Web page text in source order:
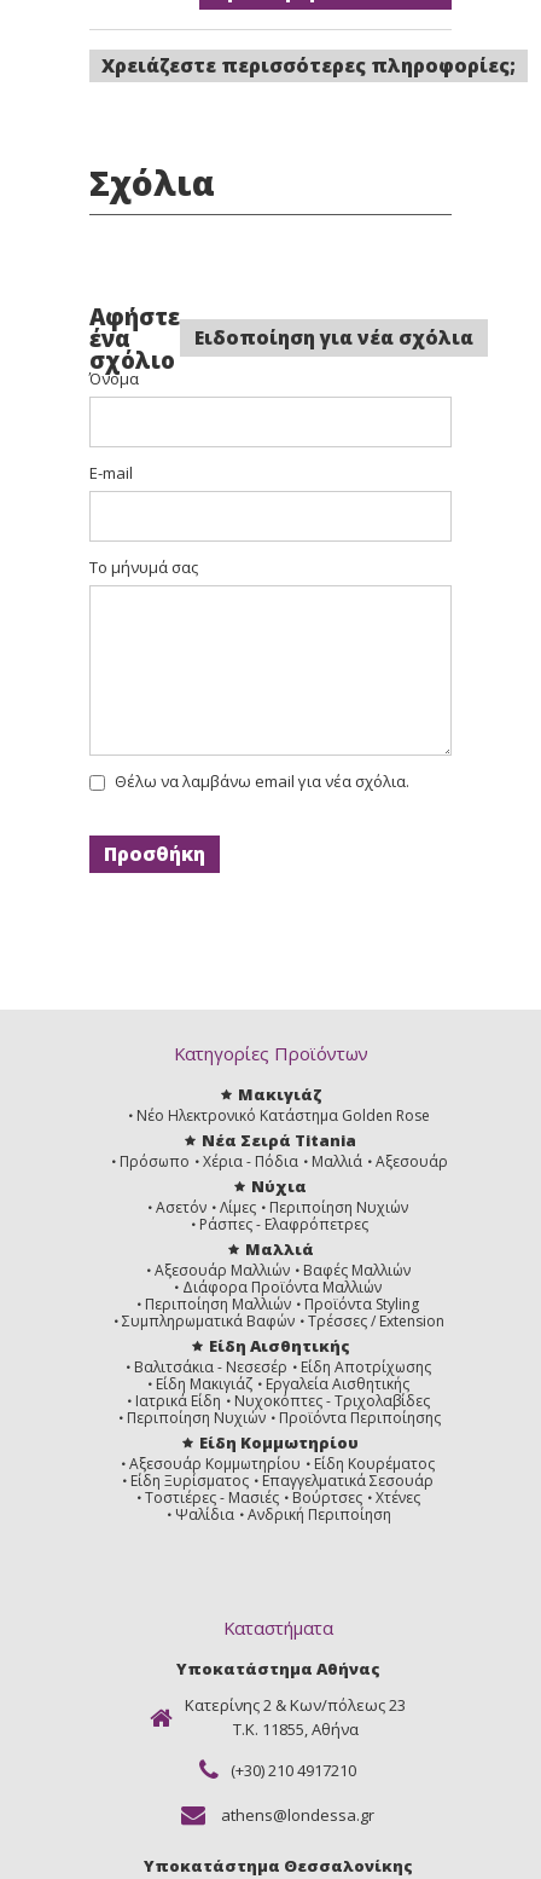
Χρειάζεστε περισσότερες πληροφορίες;
Σχόλια
Αφήστε
ένα
σχόλιο
Ειδοποίηση για νέα σχόλια
Όνομα
E-mail
Το μήνυμά σας
Θέλω να λαμβάνω email για νέα σχόλια.
Κατηγορίες Προϊόντων
Μακιγιάζ
Νέο Ηλεκτρονικό Κατάστημα Golden Rose
Νέα Σειρά Titania
Πρόσωπο Χέρια - Πόδια Μαλλιά Αξεσουάρ
Νύχια
Ασετόν Λίμες
Περιποίηση Νυχιών
Ράσπες - Ελαφρόπετρες
Μαλλιά
Αξεσουάρ Μαλλιών
Βαφές Μαλλιών
Διάφορα Προϊόντα Μαλλιών
Περιποίηση Μαλλιών
Προϊόντα Styling
Συμπληρωματικά Βαφών
Τρέσσες / Extension
Είδη Αισθητικής
Βαλιτσάκια - Νεσεσέρ
Είδη Αποτρίχωσης
Είδη Μακιγιάζ
Εργαλεία Αισθητικής
Ιατρικά Είδη
Νυχοκόπτες - Τριχολαβίδες
Περιποίηση Νυχιών
Προϊόντα Περιποίησης
Είδη Κομμωτηρίου
Αξεσουάρ Κομμωτηρίου
Είδη Κουρέματος
Είδη Ξυρίσματος
Επαγγελματικά Σεσουάρ
Τοστιέρες - Μασιές
Βούρτσες
Χτένες
Ψαλίδια
Ανδρική Περιποίηση
Καταστήματα
Υποκατάστημα Αθήνας
Κατερίνης 2 & Κων/πόλεως 23
Τ.Κ. 11855, Αθήνα
(+30) 210 4917210
athens@londessa.gr
Υποκατάστημα Θεσσαλονίκης